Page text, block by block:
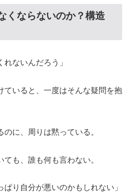
くならないのか？構造
れないんだろう」
ていると、一度はそんな疑問を抱
に、周りは黙っている。
も、誰も何も言わない。
り自分が悪いのかもしれない」